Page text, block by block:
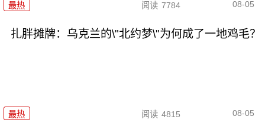
最热 阅读 7784 08-05
扎胖摊牌：乌克兰的\"北约梦\"为何成了一地鸡毛？
最热 阅读 4815 08-05